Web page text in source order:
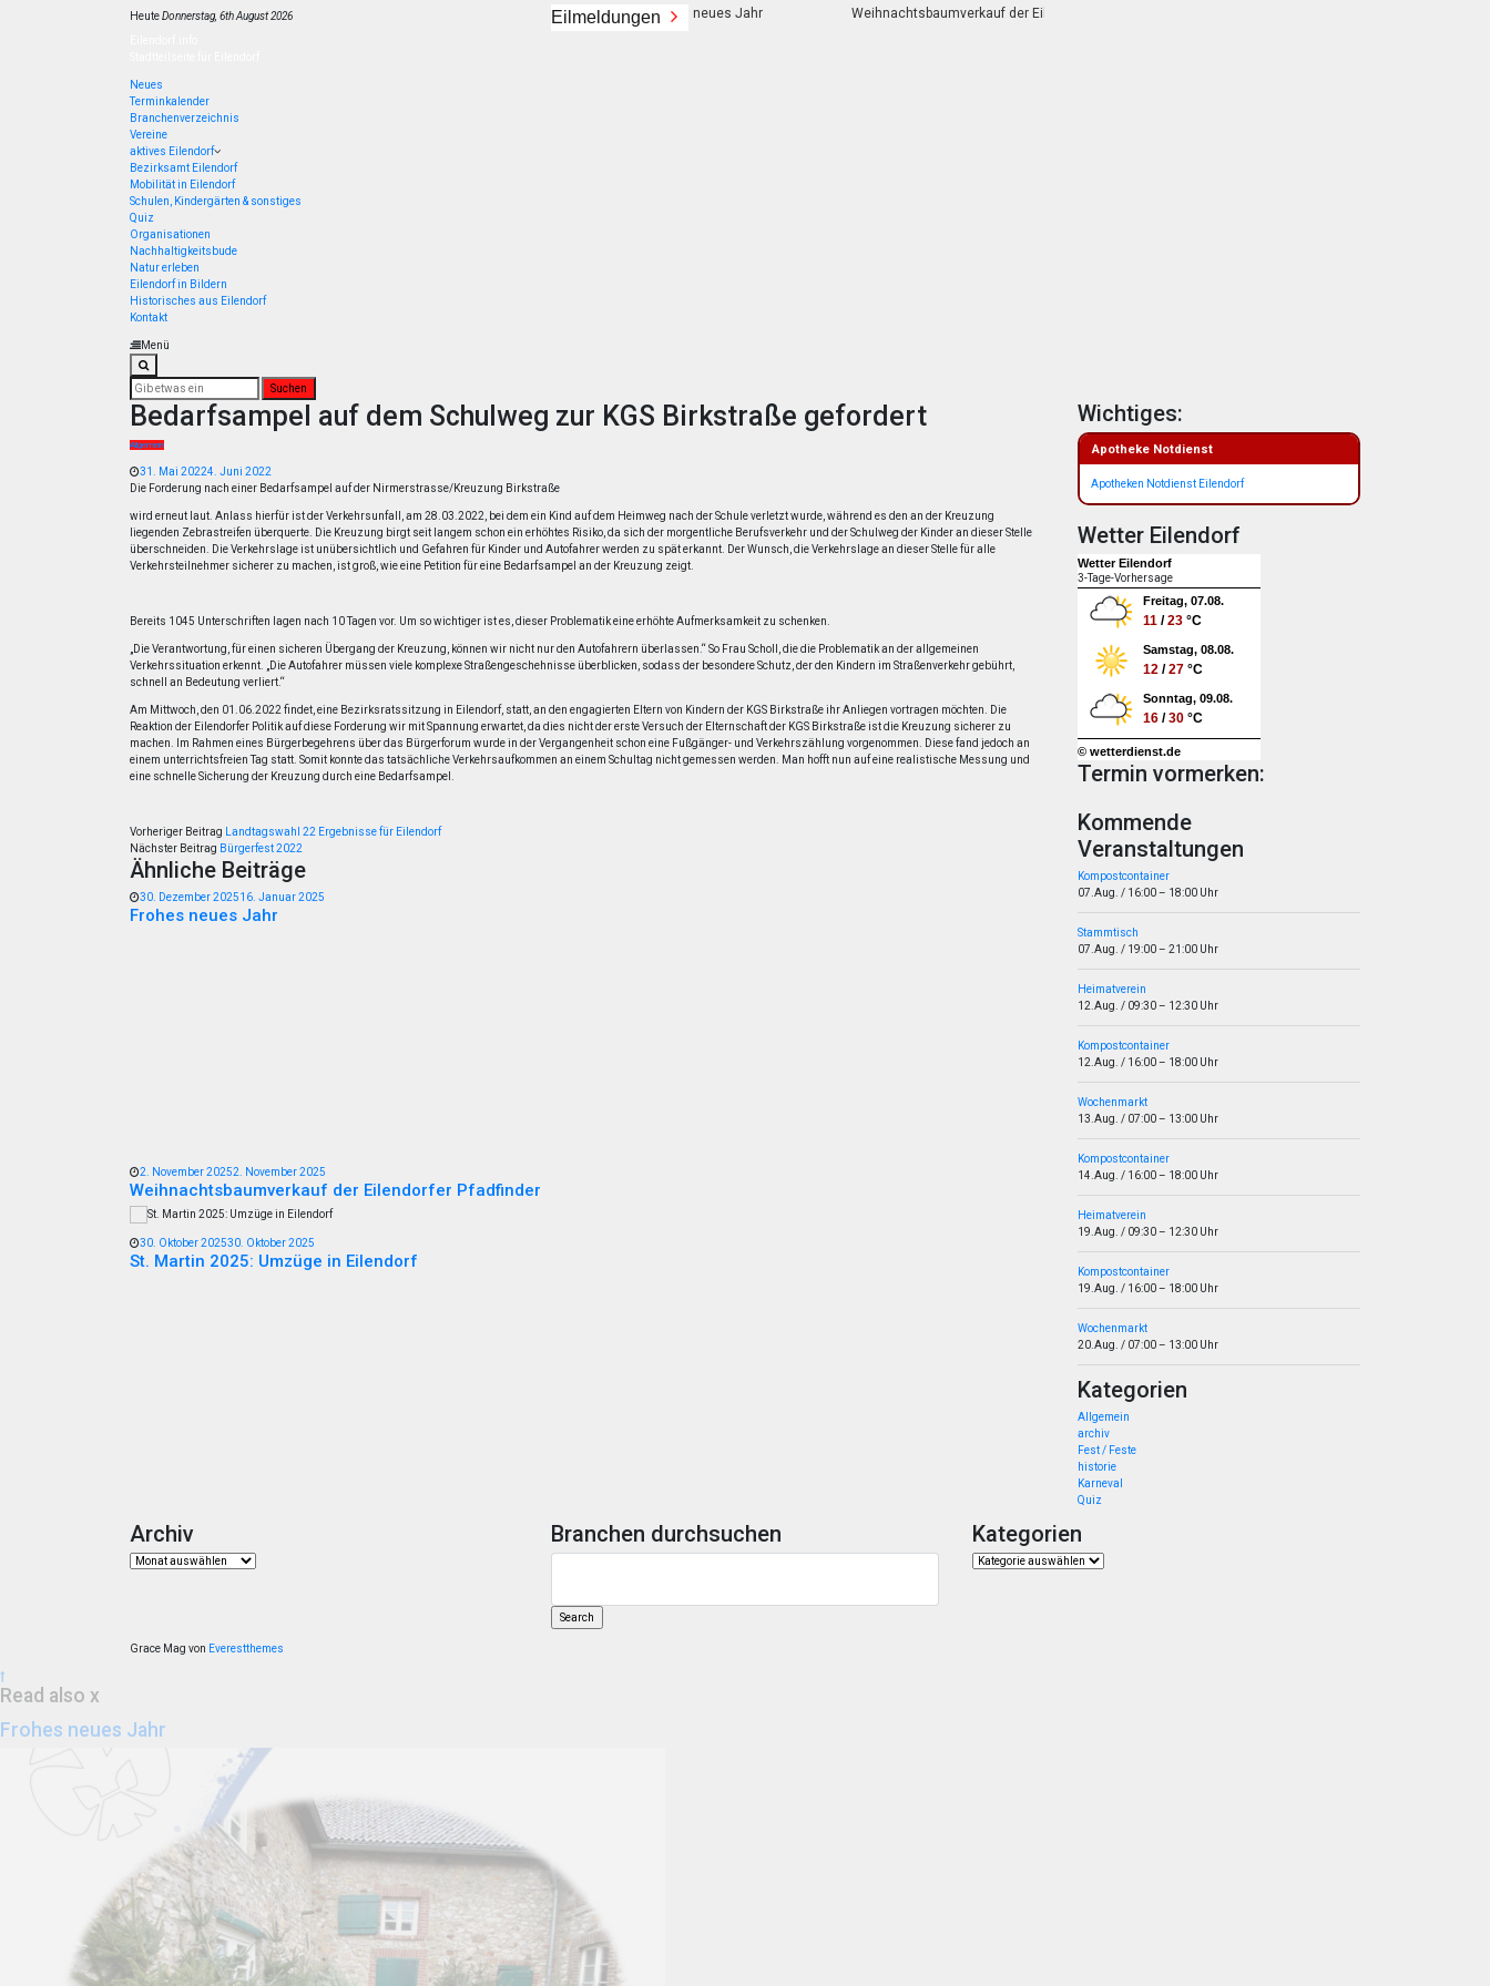
HeuteDonnerstag, 6th August 2026 EilmeldungenFrohes neues Jahr Weihnachtsbaumverkauf der Eilendorfer Pfadfinder
Neues
Terminkalender
Branchenverzeichnis
Vereine
aktives Eilendorf
Bezirksamt Eilendorf
Mobilität in Eilendorf
Schulen, Kindergärten & sonstiges
Quiz
Organisationen
Nachhaltigkeitsbude
Natur erleben
Eilendorf in Bildern
Historisches aus Eilendorf
Kontakt
Menü
Suche
nach:
Bedarfsampel auf dem Schulweg zur KGS Birkstraße gefordert
Allgemein
31. Mai 20224. Juni 2022
Die Forderung nach einer Bedarfsampel auf der Nirmerstrasse/Kreuzung Birkstraße
wird erneut laut. Anlass hierfür ist der Verkehrsunfall, am 28.03.2022, bei dem ein Kind auf dem Heimweg nach der Schule verletzt wurde, während es den an der Kreuzung
liegenden Zebrastreifen überquerte. Die Kreuzung birgt seit langem schon ein erhöhtes Risiko, da sich der morgentliche Berufsverkehr und der Schulweg der Kinder an dieser Stelle
überschneiden. Die Verkehrslage ist unübersichtlich und Gefahren für Kinder und Autofahrer werden zu spät erkannt. Der Wunsch, die Verkehrslage an dieser Stelle für alle
Verkehrsteilnehmer sicherer zu machen, ist groß, wie eine Petition für eine Bedarfsampel an der Kreuzung zeigt.
Bereits 1045 Unterschriften lagen nach 10 Tagen vor. Um so wichtiger ist es, dieser Problematik eine erhöhte Aufmerksamkeit zu schenken.
„Die Verantwortung, für einen sicheren Übergang der Kreuzung, können wir nicht nur den Autofahrern überlassen.“ So Frau Scholl, die die Problematik an der allgemeinen
Verkehrssituation erkennt. „Die Autofahrer müssen viele komplexe Straßengeschehnisse überblicken, sodass der besondere Schutz, der den Kindern im Straßenverkehr gebührt,
schnell an Bedeutung verliert.“
Am Mittwoch, den 01.06.2022 findet, eine Bezirksratssitzung in Eilendorf, statt, an den engagierten Eltern von Kindern der KGS Birkstraße ihr Anliegen vortragen möchten. Die
Reaktion der Eilendorfer Politik auf diese Forderung wir mit Spannung erwartet, da dies nicht der erste Versuch der Elternschaft der KGS Birkstraße ist die Kreuzung sicherer zu
machen. Im Rahmen eines Bürgerbegehrens über das Bürgerforum wurde in der Vergangenheit schon eine Fußgänger- und Verkehrszählung vorgenommen. Diese fand jedoch an
einem unterrichtsfreien Tag statt. Somit konnte das tatsächliche Verkehrsaufkommen an einem Schultag nicht gemessen werden. Man hofft nun auf eine realistische Messung und
eine schnelle Sicherung der Kreuzung durch eine Bedarfsampel.
Vorheriger Beitrag
Landtagswahl 22 Ergebnisse für Eilendorf
Nächster Beitrag Bürgerfest 2022
Ähnliche Beiträge
30. Dezember 202516. Januar 2025
Frohes neues Jahr
2. November 20252. November 2025
Weihnachtsbaumverkauf der Eilendorfer Pfadfinder
30. Oktober 202530. Oktober 2025
St. Martin 2025: Umzüge in Eilendorf
Wichtiges:
Apotheke Notdienst
Apotheken Notdienst Eilendorf
Wetter Eilendorf
Wetter Eilendorf
3-Tage-Vorhersage
Freitag, 07.08.
11 /23 °C
Samstag, 08.08.
12 /27 °C
Sonntag, 09.08.
16 /30 °C
© wetterdienst.de
Termin vormerken:
Kommende
Veranstaltungen
Kompostcontainer
07.Aug. / 16:00– 18:00 Uhr
Stammtisch
07.Aug. / 19:00– 21:00 Uhr
Heimatverein
12.Aug. / 09:30– 12:30 Uhr
Kompostcontainer
12.Aug. / 16:00– 18:00 Uhr
Wochenmarkt
13.Aug. / 07:00– 13:00 Uhr
Kompostcontainer
14.Aug. / 16:00– 18:00 Uhr
Heimatverein
19.Aug. / 09:30– 12:30 Uhr
Kompostcontainer
19.Aug. / 16:00– 18:00 Uhr
Wochenmarkt
20.Aug. / 07:00– 13:00 Uhr
Kategorien
Allgemein
archiv
Fest / Feste
historie
Karneval
Quiz
Archiv
Archiv
Branchen durchsuchen Kategorien
Kategorien
Grace Mag von Everestthemes